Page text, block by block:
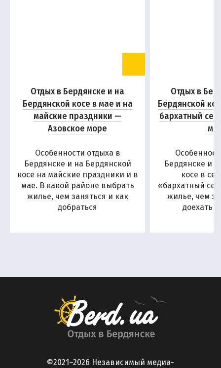
Отдых в Бердянске и на
Бердянской косе в мае и на
майские праздники —
Азовское море
Особенности отдыха в
Бердянске и на Бердянской
косе на майские праздники и в
мае. В какой районе выбрать
жилье, чем заняться и как
добраться
Отдых в
Бердянской
бархатный
Бердянске и
косе в
«бархатный
жилье, чем
доехать
©2021–2026 Независимый медиа-